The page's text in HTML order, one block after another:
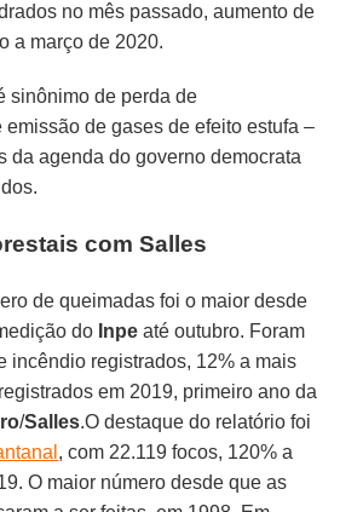
no mês passado, aumento de
a março de 2020.
sinônimo de perda de
emissão de gases de efeito estufa –
da agenda do governo democrata
com Salles
de queimadas foi o maior desde
do Inpe até outubro. Foram
incêndio registrados, 12% a mais
em 2019, primeiro ano da
/Salles.O destaque do relatório foi
, com 22.119 focos, 120% a
O maior número desde que as